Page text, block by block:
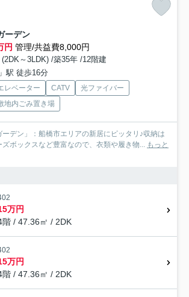
ーデン
円 管理/共益費8,000円
～3LDK) /築35年 /12階建
駅 徒歩16分
レベーター CATV
光ファイバー
地内ごみ置き場
ーデン」：船橋市エリアの新居にピッタリ♪収納は
ボックスなど豊富なので、衣類や履き物... もっと
万円
階 / 47.36㎡ / 2DK
万円
階 / 47.36㎡ / 2DK